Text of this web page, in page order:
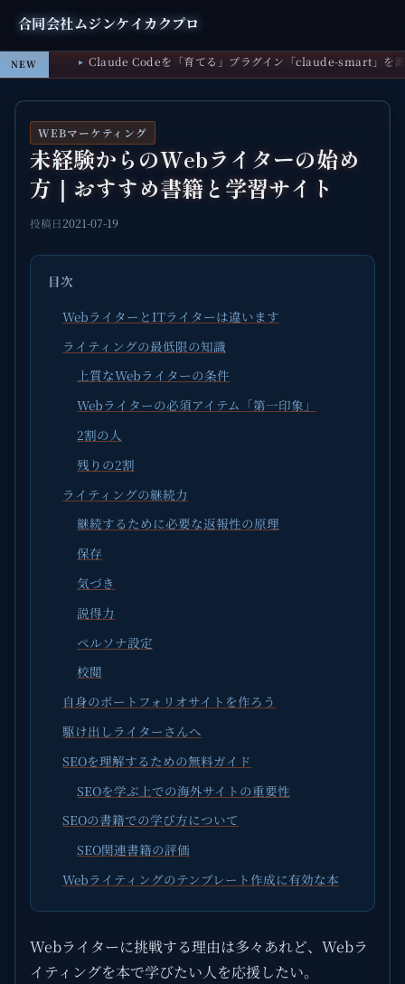
合同会社ムジンケイカクプロ
NEW Claude Codeを「育てる」プラグイン「claude-smart」を
WEBマーケティング
未経験からのWebライターの始め
方｜おすすめ書籍と学習サイト
投稿日2021-07-19
目次
WebライターとITライターは違います
ライティングの最低限の知識
上質なWebライターの条件
Webライターの必須アイテム「第一印象」
2割の人
残りの2割
ライティングの継続力
継続するために必要な返報性の原理
保存
気づき
説得力
ペルソナ設定
校閲
自身のポートフォリオサイトを作ろう
駆け出しライターさんへ
SEOを理解するための無料ガイド
SEOを学ぶ上での海外サイトの重要性
SEOの書籍での学び方について
SEO関連書籍の評価
Webライティングのテンプレート作成に有効な本
Webライターに挑戦する理由は多々あれど、Webラ
イティングを本で学びたい人を応援したい。